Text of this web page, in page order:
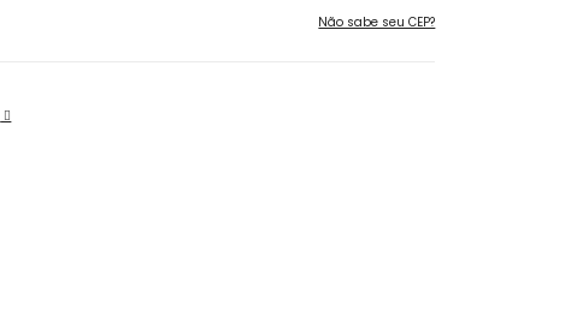
Não sabe seu CEP?